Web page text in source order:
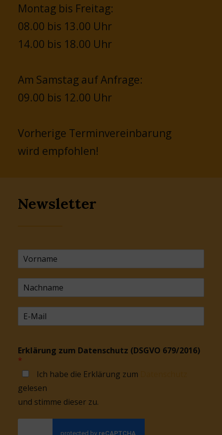
Montag bis Freitag:
08.00 bis 13.00 Uhr
14.00 bis 18.00 Uhr
Am Samstag auf Anfrage:
09.00 bis 12.00 Uhr
Vorherige Terminvereinbarung
wird empfohlen!
Newsletter
Erklärung zum Datenschutz (DSGVO 679/2016)
*
Ich habe die Erklärung zum
gelesen
und stimme dieser zu.